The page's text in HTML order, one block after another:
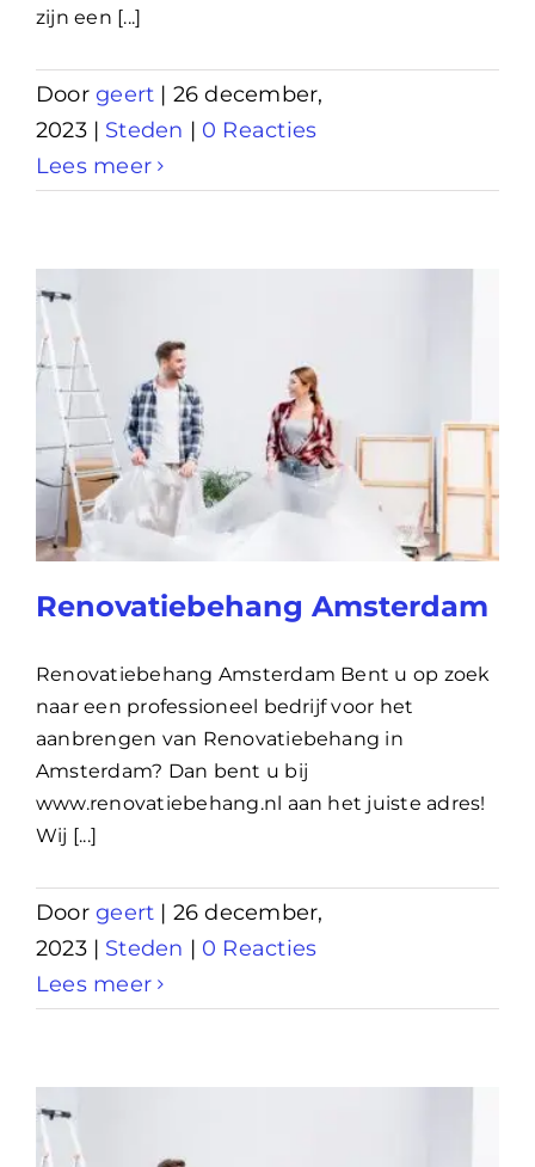
zijn een [...]
Doorgeert | 26 december,
2023 | Steden | 0 Reacties
Lees meer
Renovatiebehang Amsterdam
Renovatiebehang Amsterdam Bent u op zoek
naar een professioneel bedrijf voor het
aanbrengen van Renovatiebehang in
Amsterdam? Dan bent u bij
www.renovatiebehang.nl aan het juiste adres!
Wij [...]
Doorgeert | 26 december,
2023 | Steden | 0 Reacties
Lees meer